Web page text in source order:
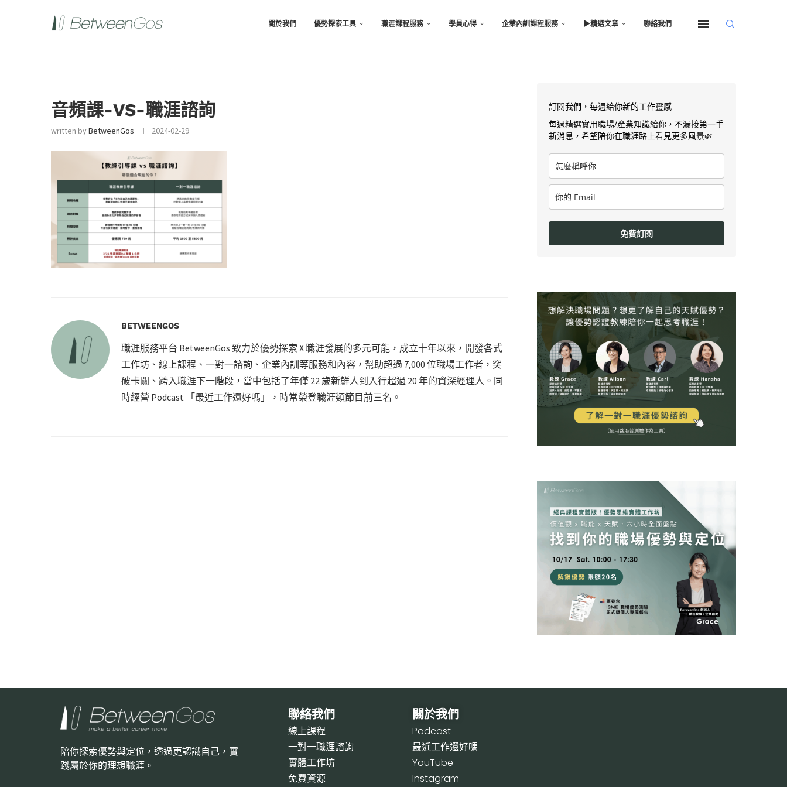
關於我們 優勢探索工具 職涯課程服務 學員心得 企業內訓課程服務 ▶︎精選文章 聯絡我們
音頻課-VS-職涯諮詢
written byBetweenGos 2024-02-29
BETWEENGOS
職涯服務平台 BetweenGos 致力於優勢探索 X 職涯發展的多元可能，成立十年以來，開發各式
工作坊、線上課程、一對一諮詢、企業內訓等服務和內容，幫助超過 7,000 位職場工作者，突
破卡關、跨入職涯下一階段，當中包括了年僅 22 歲新鮮人到入行超過 20 年的資深經理人。同
時經營 Podcast 「最近工作還好嗎」，時常榮登職涯類節目前三名。
訂閱我們，每週給你新的工作靈感
每週精選實用職場/產業知識給你，不漏接第一手
新消息，希望陪你在職涯路上看見更多風景🌿
免費訂閱
陪你探索優勢與定位，透過更認識自己，實
踐屬於你的理想職涯。
聯絡我們
線上課程
一對一職涯諮詢
實體工作坊
免費資源
關於我們
Podcast
最近工作還好嗎
YouTube
Instagram